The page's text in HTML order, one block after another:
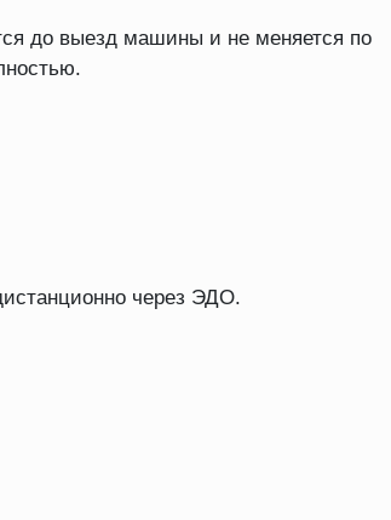
до выезд машины и не меняется по
через ЭДО.